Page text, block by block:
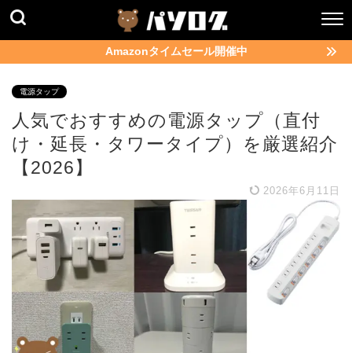
Amazonタイムセール開催中
電源タップ
人気でおすすめの電源タップ（直付
け・延長・タワータイプ）を厳選紹介
【2026】
2026年6月11日